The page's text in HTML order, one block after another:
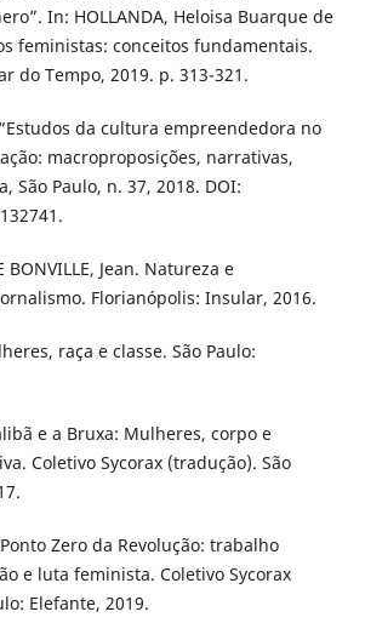
In: HOLLANDA, Heloisa Buarque de
feministas: conceitos fundamentais.
do Tempo, 2019. p. 313-321.
da cultura empreendedora no
macroproposições, narrativas,
São Paulo, n. 37, 2018. DOI:
BONVILLE, Jean. Natureza e
Florianópolis: Insular, 2016.
raça e classe. São Paulo:
e a Bruxa: Mulheres, corpo e
Coletivo Sycorax (tradução). São
Ponto Zero da Revolução: trabalho
e luta feminista. Coletivo Sycorax
Elefante, 2019.